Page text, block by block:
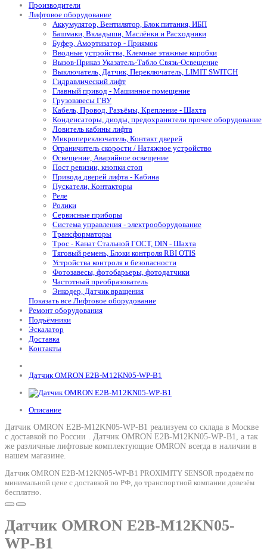
Производители
Лифтовое оборудование
Аккумулятор, Вентилятор, Блок питания, ИБП
Башмаки, Вкладыши, Маслёнки и Расходники
Буфер, Амортизатор - Приямок
Вводные устройства, Клемные этажные коробки
Вызов-Приказ Указатель-Табло Связь-Освещение
Выключатель, Датчик, Переключатель, LIMIT SWITCH
Гидравлический лифт
Главный привод - Машинное помещение
Грузовзвесы ГВУ
Кабель, Провод, Разъёмы, Крепление - Шахта
Конденсаторы, диоды, предохранители прочее оборудование
Ловитель кабины лифта
Микропереключатель, Контакт дверей
Ограничитель скорости / Натяжное устройство
Освещение, Аварийное освещение
Пост ревизии, кнопки стоп
Привода дверей лифта - Кабина
Пускатели, Контакторы
Реле
Ролики
Сервисные приборы
Система управления - электрооборудование
Трансформаторы
Трос - Канат Стальной ГОСТ, DIN - Шахта
Тяговый ремень, Блоки контроля RBI OTIS
Устройства контроля и безопасности
Фотозавесы, фотобарьеры, фотодатчики
Частотный преобразователь
Энкодер, Датчик вращения
Показать все Лифтовое оборудование
Ремонт оборудования
Подъёмники
Эскалатор
Доставка
Контакты
Датчик OMRON E2B-M12KN05-WP-B1
Описание
Датчик OMRON E2B-M12KN05-WP-B1 реализуем со склада в Москве
с доставкой по России . Датчик OMRON E2B-M12KN05-WP-B1, а так
же различные лифтовые комплектующие OMRON всегда в наличии в
нашем магазине.
Датчик OMRON E2B-M12KN05-WP-B1 PROXIMITY SENSOR продаём по
минимальной цене с доставкой по РФ, до транспортной компании довезём
бесплатно.
Датчик OMRON E2B-M12KN05-
WP-B1